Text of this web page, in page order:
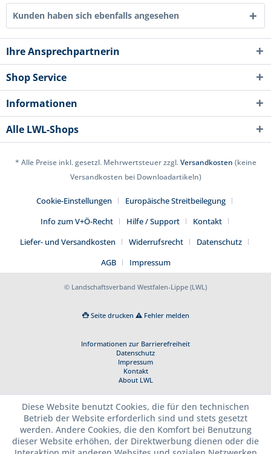
Kunden haben sich ebenfalls angesehen
Ihre Ansprechpartnerin
Shop Service
Informationen
Alle LWL-Shops
* Alle Preise inkl. gesetzl. Mehrwertsteuer zzgl.Versandkosten (keine
Versandkosten bei Downloadartikeln)
Cookie-Einstellungen
Europäische Streitbeilegung
Info zum V+Ö-Recht
Hilfe / Support
Kontakt
Liefer- und Versandkosten
Widerrufsrecht
Datenschutz
AGB
Impressum
© Landschaftsverband Westfalen-Lippe (LWL)
Seite drucken Fehler melden
Informationen zur Barrierefreiheit
Datenschutz
Impressum
Kontakt
About LWL
Diese Website benutzt Cookies, die für den technischen
Betrieb der Website erforderlich sind und stets gesetzt
werden. Andere Cookies, die den Komfort bei Benutzung
dieser Website erhöhen, der Direktwerbung dienen oder die